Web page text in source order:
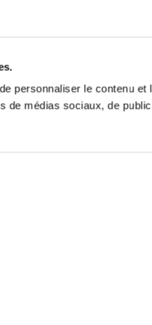
personnaliser le contenu
de médias sociaux, de